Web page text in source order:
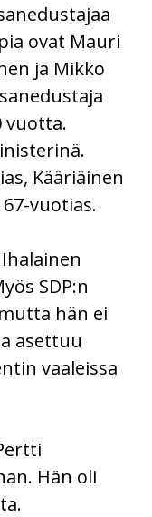
ovat Mauri
ja Mikko
vuotta.
Kääriäinen
vuotias.
SDP:n
hän ei
asettuu
vaaleissa
Hän oli